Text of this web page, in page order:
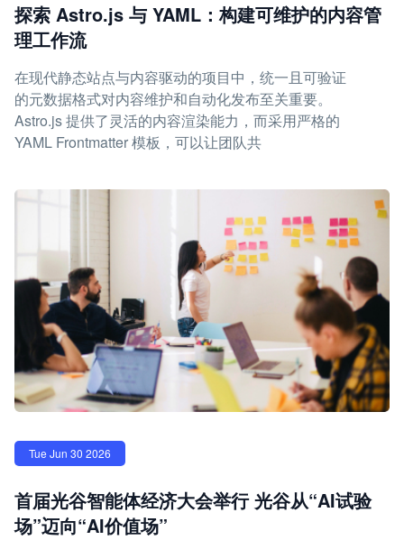
探索 Astro.js 与 YAML：构建可维护的内容管
理工作流
在现代静态站点与内容驱动的项目中，统一且可验证
的元数据格式对内容维护和自动化发布至关重要。
Astro.js 提供了灵活的内容渲染能力，而采用严格的
YAML Frontmatter 模板，可以让团队共
Tue Jun 30 2026
首届光谷智能体经济大会举行 光谷从“AI试验
场”迈向“AI价值场”